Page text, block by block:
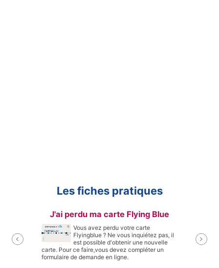
Les fiches pratiques
J'ai perdu ma carte Flying Blue
Vous avez perdu votre carte
Flyingblue ? Ne vous inquiétez pas, il
est possible d'obtenir une nouvelle
carte. Pour ce faire,vous devez compléter un
formulaire de demande en ligne.